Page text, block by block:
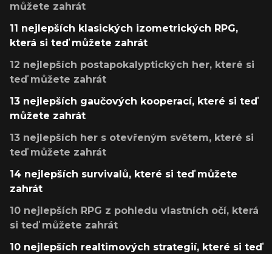
můžete zahrát
11 nejlepších klasických izometrických RPG,
která si teď můžete zahrát
12 nejlepších postapokalyptických her, které si
teď můžete zahrát
13 nejlepších gaučových kooperací, které si teď
můžete zahrát
13 nejlepších her s otevřeným světem, které si
teď můžete zahrát
14 nejlepších survivalů, které si teď můžete
zahrát
10 nejlepších RPG z pohledu vlastních očí, která
si teď můžete zahrát
10 nejlepších realtimových strategií, které si teď